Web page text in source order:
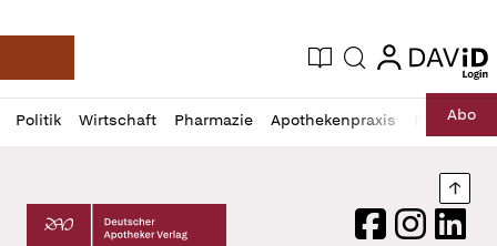
Deutsche Apotheker Zeitung
Aktuelle Ausgabe
Suche login
login
Politik Wirtschaft Pharmazie Apothekenpraxis RechtAbo
Profil
öffnen
Daz
Pur
Deutscher Apotheker Verlag Logo
FacebookInstagram